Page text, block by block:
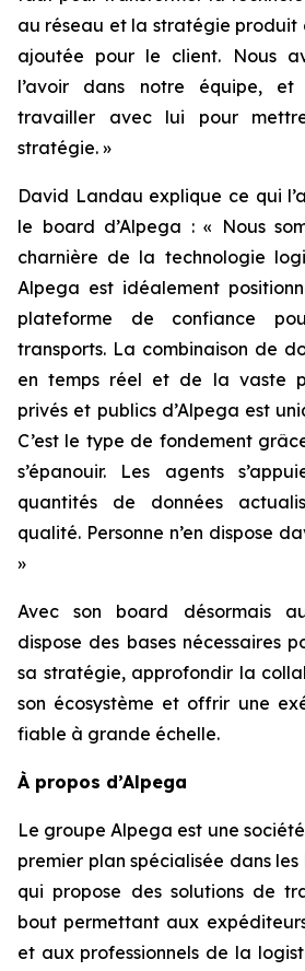
au réseau et la stratégie produit
ajoutée pour le client. Nous
l’avoir dans notre équipe,
travailler avec lui pour
stratégie. »
David Landau explique ce qui
le board d’Alpega : « Nous
charnière de la technologie
Alpega est idéalement
plateforme de confiance
transports. La combinaison de
en temps réel et de la vaste
privés et publics d’Alpega est
C’est le type de fondement
s’épanouir. Les agents
quantités de données
qualité. Personne n’en dispose
»
Avec son board désormais
dispose des bases nécessaires
sa stratégie, approfondir la
son écosystème et offrir une
fiable à grande échelle.
À propos d’Alpega
Le groupe Alpega est une
premier plan spécialisée dans
qui propose des solutions de
bout permettant aux
et aux professionnels de la